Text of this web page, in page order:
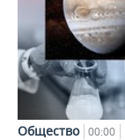
Общество 00:00